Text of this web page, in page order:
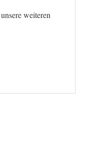
unsere weiteren